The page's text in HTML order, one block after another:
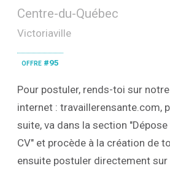
Centre-du-Québec
Victoriaville
offre #95
Pour postuler, rends-toi sur
internet : travaillerensante.com,
suite, va dans la section "Dépose
CV" et procède à la création de
ensuite postuler directement sur